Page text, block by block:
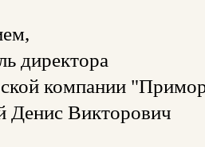
директора
компании
Денис Викторович